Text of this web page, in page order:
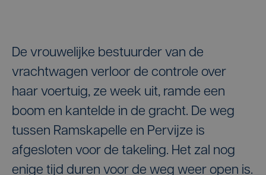
De vrouwelijke bestuurder van de
vrachtwagen verloor de controle over
haar voertuig, ze week uit, ramde een
boom en kantelde in de gracht. De weg
tussen Ramskapelle en Pervijze is
afgesloten voor de takeling. Het zal nog
enige tijd duren voor de weg weer open is.